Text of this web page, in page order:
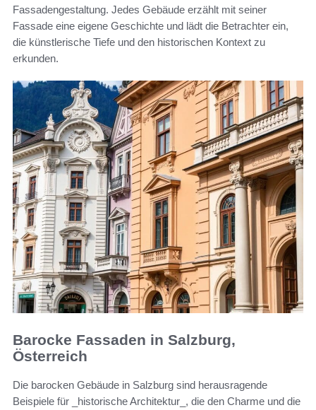
Fassadengestaltung. Jedes Gebäude erzählt mit seiner
Fassade eine eigene Geschichte und lädt die Betrachter ein,
die künstlerische Tiefe und den historischen Kontext zu
erkunden.
Barocke Fassaden in Salzburg,
Österreich
Die barocken Gebäude in Salzburg sind herausragende
Beispiele für _historische Architektur_, die den Charme und die